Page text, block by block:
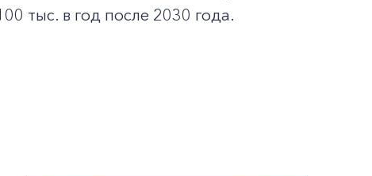
тыс. в год после 2030 года.